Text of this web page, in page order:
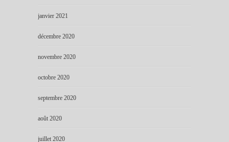
janvier 2021
décembre 2020
novembre 2020
octobre 2020
septembre 2020
août 2020
juillet 2020